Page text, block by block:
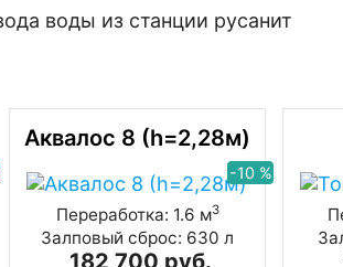
Аквалос 8 (h=2,28м)
-10 %
Переработка: 1.6 м3
Залповый сброс: 630 л
182 700 руб.